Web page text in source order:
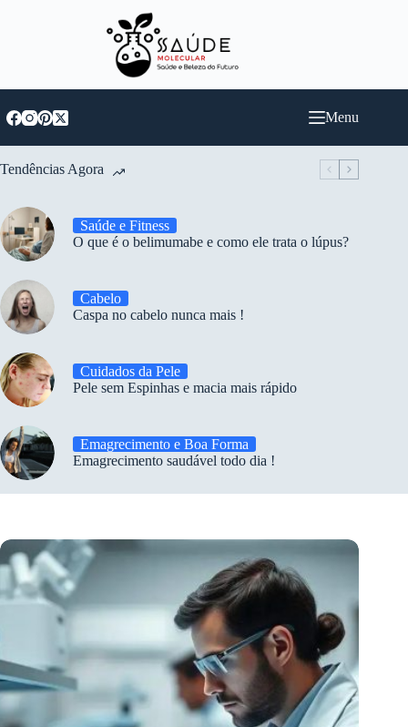
Menu
Tendências Agora
Saúde e Fitness
O que é o belimumabe e como ele trata o lúpus?
Cabelo
Caspa no cabelo nunca mais !
Cuidados da Pele
Pele sem Espinhas e macia mais rápido
Emagrecimento e Boa Forma
Emagrecimento saudável todo dia !